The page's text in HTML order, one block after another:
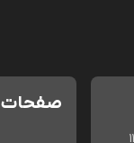
صفحات